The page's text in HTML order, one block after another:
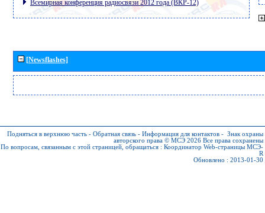
Всемирная конференция радиосвязи 2012 года (ВКР-12)
[Newsflashes]
Подняться в верхнюю часть - Обратная связь - Информация для контактов - Знак охраны
авторского права © МСЭ 2026 Все права сохранены
По вопросам, связанным с этой страницей, обращаться : Координатор Web-страницы МСЭ-
R
Обновлено : 2013-01-30